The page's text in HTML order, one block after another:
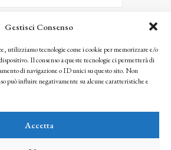
Gestisci Consenso
utilizziamo tecnologie come i cookie per memorizzare e/o
Il consenso a queste tecnologie ci permetterà di
di navigazione o ID unici su questo sito. Non
può influire negativamente su alcune caratteristiche e
Accetta
ISCRIVITI
che le tue informazioni saranno trattate
reserved
dei diritti e dell’Istituto Matteucci